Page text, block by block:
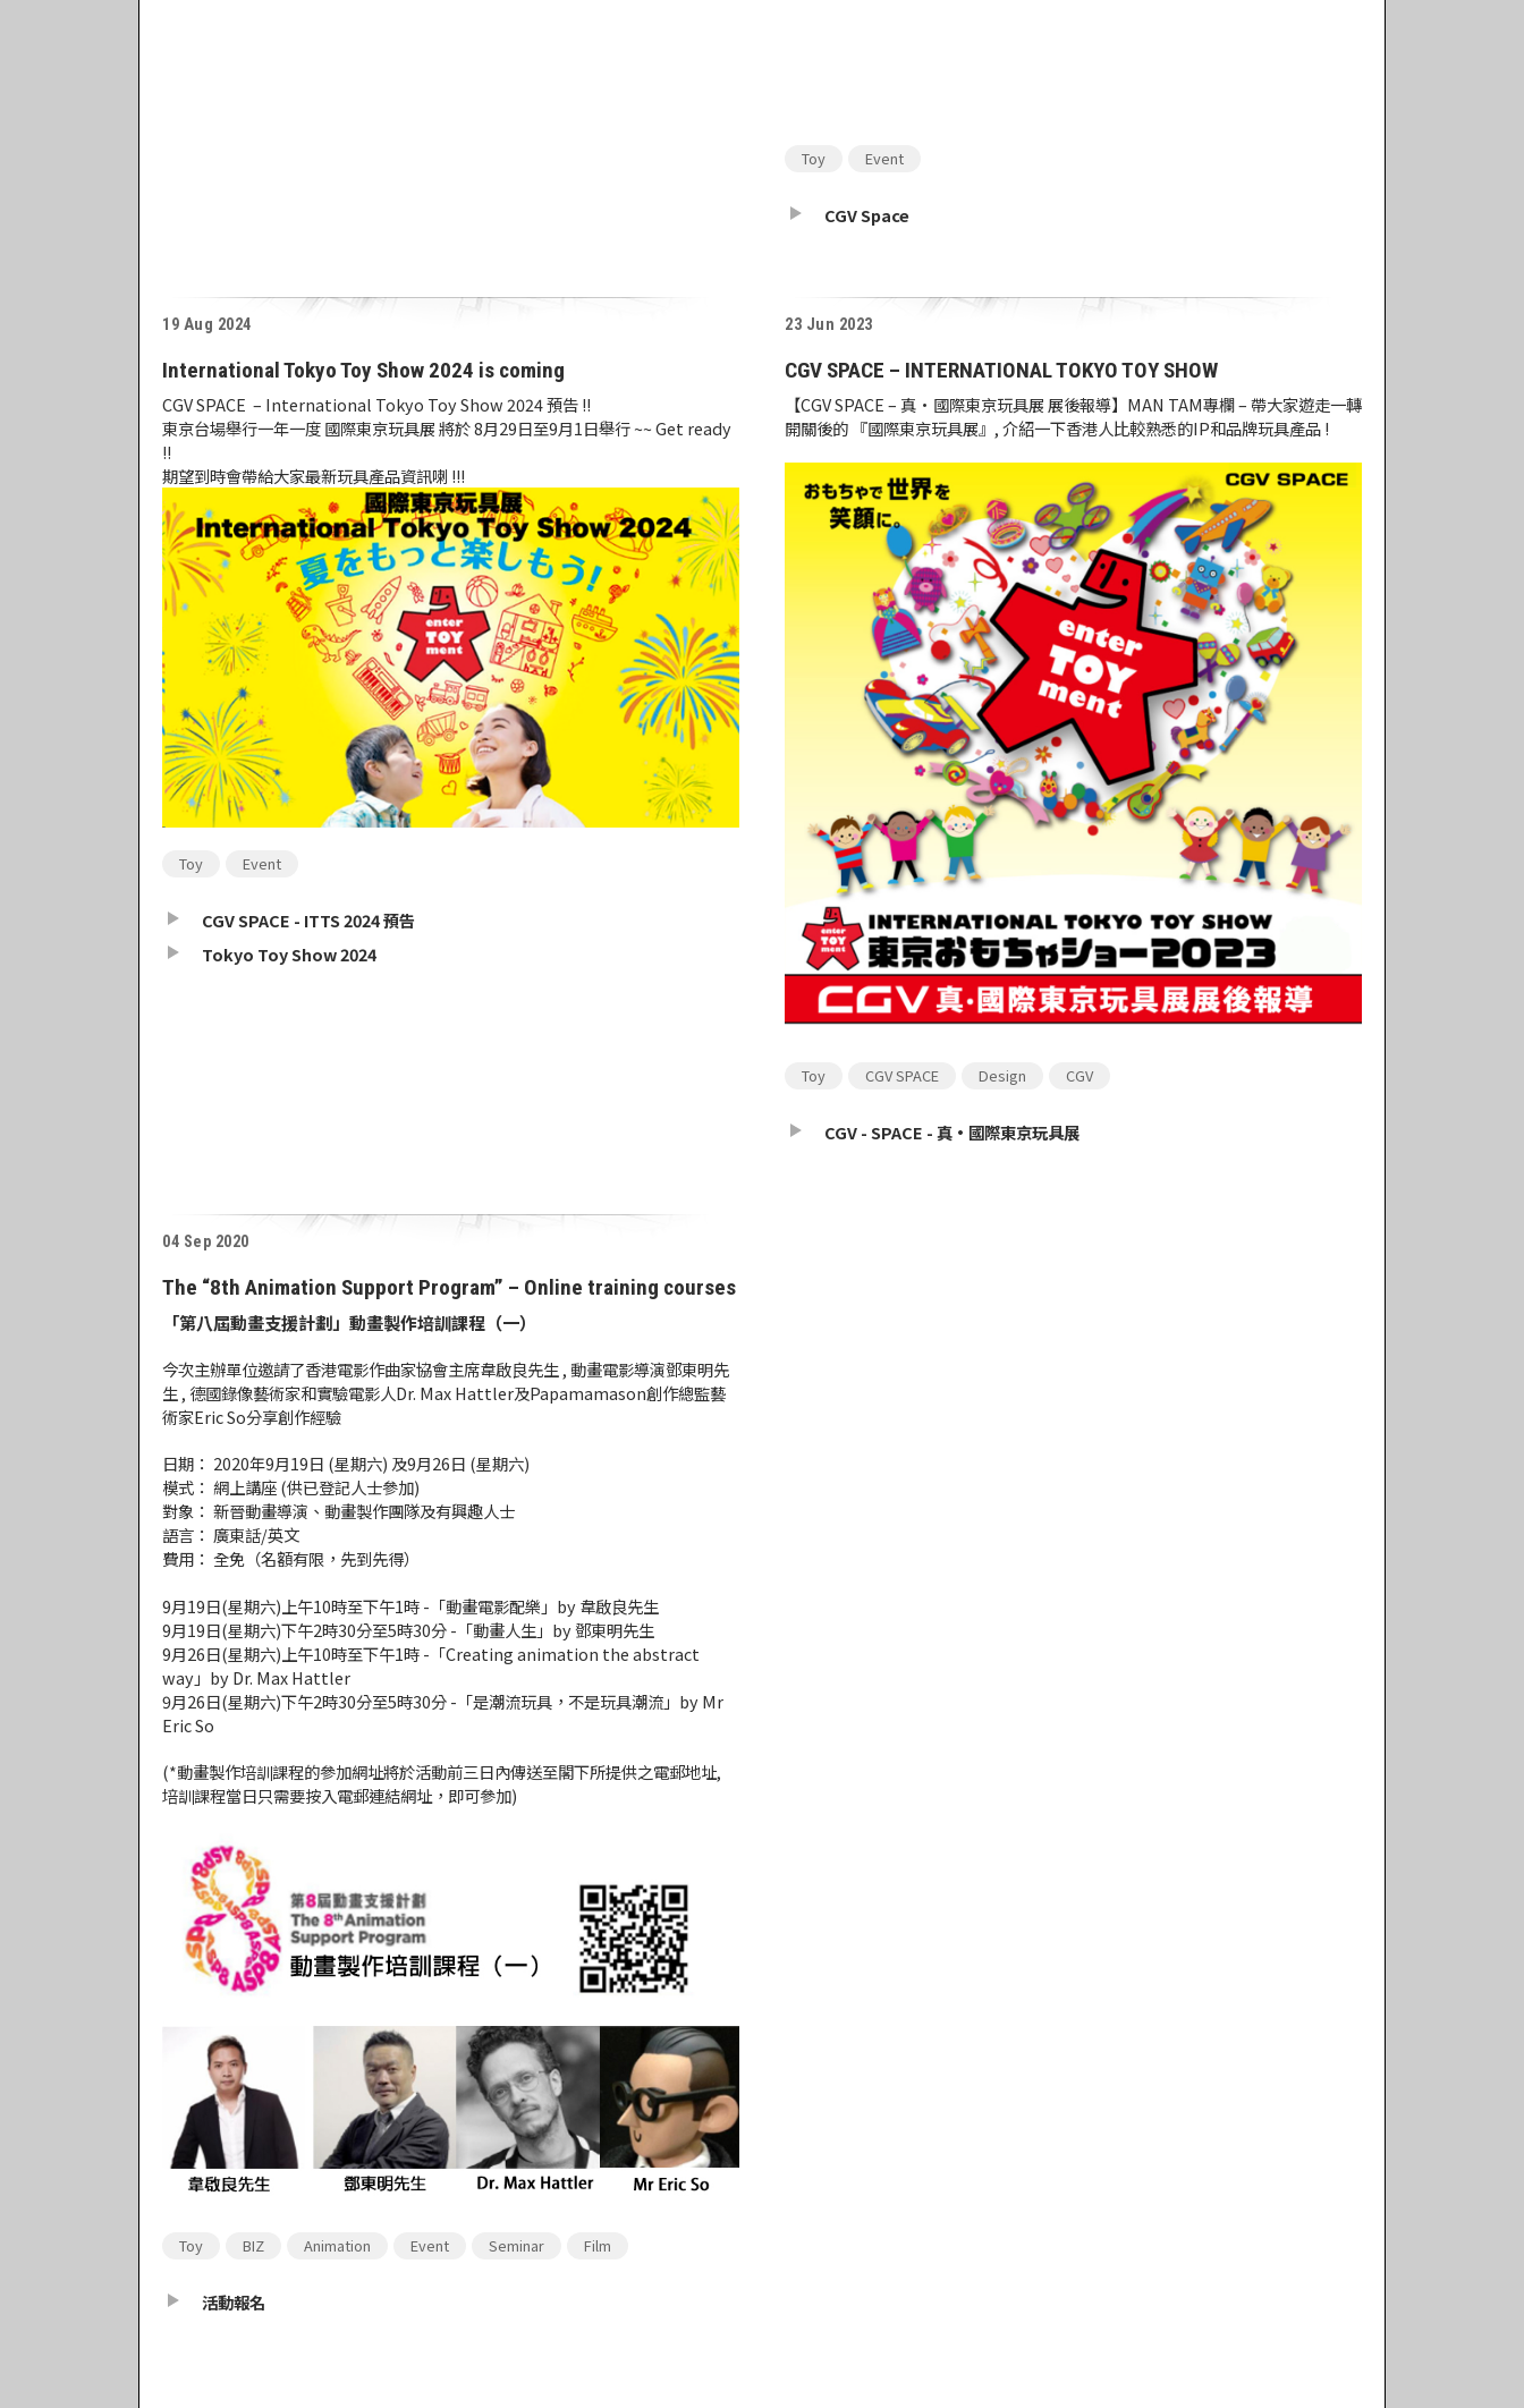
Toy Event
CGV Space
19 Aug 2024
International Tokyo Toy Show 2024 is coming
CGV SPACE – International Tokyo Toy Show 2024 預告 !!
東京台場舉行一年一度 國際東京玩具展 將於 8月29日至9月1日舉行 ~~ Get ready
!!
期望到時會帶給大家最新玩具產品資訊喇 !!!
Toy Event
CGV SPACE - ITTS 2024 預告
Tokyo Toy Show 2024
23 Jun 2023
CGV SPACE – INTERNATIONAL TOKYO TOY SHOW
【CGV SPACE – 真·國際東京玩具展 展後報導】MAN TAM專欄 – 帶大家遊走一轉
開關後的 『國際東京玩具展』, 介紹一下香港人比較熟悉的IP和品牌玩具產品 !
Toy CGV SPACE Design CGV
CGV - SPACE - 真·國際東京玩具展
04 Sep 2020
The “8th Animation Support Program” – Online training courses
「第八屆動畫支援計劃」動畫製作培訓課程（一）
今次主辦單位邀請了香港電影作曲家協會主席韋啟良先生 , 動畫電影導演鄧東明先
生 , 德國錄像藝術家和實驗電影人Dr. Max Hattler及Papamamason創作總監藝
術家Eric So分享創作經驗
日期： 2020年9月19日 (星期六) 及9月26日 (星期六)
模式： 網上講座 (供已登記人士參加)
對象： 新晉動畫導演、動畫製作團隊及有興趣人士
語言： 廣東話/英文
費用： 全免（名額有限，先到先得）
9月19日(星期六)上午10時至下午1時 -「動畫電影配樂」by 韋啟良先生
9月19日(星期六)下午2時30分至5時30分 -「動畫人生」by 鄧東明先生
9月26日(星期六)上午10時至下午1時 -「Creating animation the abstract
way」by Dr. Max Hattler
9月26日(星期六)下午2時30分至5時30分 -「是潮流玩具，不是玩具潮流」by Mr
Eric So
(*動畫製作培訓課程的參加網址將於活動前三日內傳送至閣下所提供之電郵地址,
培訓課程當日只需要按入電郵連結網址，即可參加)
Toy BIZ Animation Event Seminar Film
活動報名